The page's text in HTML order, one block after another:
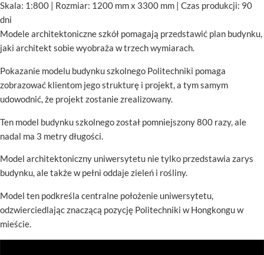
Skala: 1:800 | Rozmiar: 1200 mm x 3300 mm | Czas produkcji: 90
dni
Modele architektoniczne szkół pomagają przedstawić plan budynku,
jaki architekt sobie wyobraża w trzech wymiarach.
Pokazanie modelu budynku szkolnego Politechniki pomaga
zobrazować klientom jego strukturę i projekt, a tym samym
udowodnić, że projekt zostanie zrealizowany.
Ten model budynku szkolnego został pomniejszony 800 razy, ale
nadal ma 3 metry długości.
Model architektoniczny uniwersytetu nie tylko przedstawia zarys
budynku, ale także w pełni oddaje zieleń i rośliny.
Model ten podkreśla centralne położenie uniwersytetu,
odzwierciedlając znaczącą pozycję Politechniki w Hongkongu w
mieście.